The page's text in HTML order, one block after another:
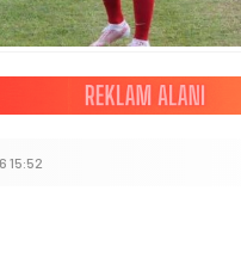
15:52